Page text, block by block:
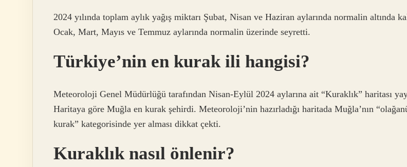
2024 yılında toplam aylık yağış miktarı Şubat, Nisan ve Haziran aylarında normalin altında
Ocak, Mart, Mayıs ve Temmuz aylarında normalin üzerinde seyretti.
Türkiye’nin en kurak ili hangisi?
Meteoroloji Genel Müdürlüğü tarafından Nisan-Eylül 2024 aylarına ait “Kuraklık” haritası
Haritaya göre Muğla en kurak şehirdi. Meteoroloji’nin hazırladığı haritada Muğla’nın
kurak” kategorisinde yer alması dikkat çekti.
Kuraklık nasıl önlenir?